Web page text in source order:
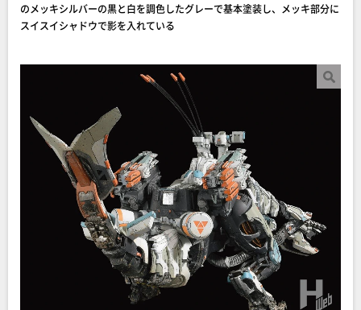
のメッキシルバーの黒と白を調色したグレーで基本塗装し、メッキ部分に
スイスイシャドウで影を入れている